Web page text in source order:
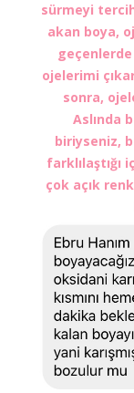
sürmeyi
akan boya,
ojelerimi
sonra,
Aslında
biriyseniz,
farklılaştığı
çok açık